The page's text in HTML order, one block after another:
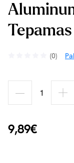
(0)
9,89€